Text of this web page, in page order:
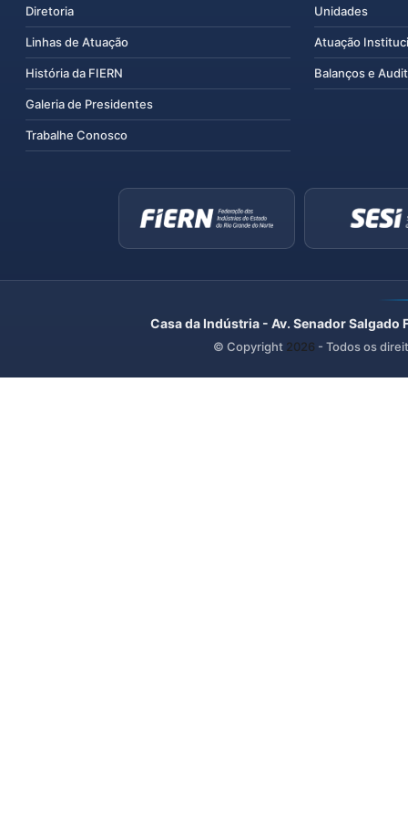
Diretoria
Linhas de Atuação
História da FIERN
Galeria de Presidentes
Trabalhe Conosco
Unidades
Atuação
Balanços e
Casa da Indústria - Av. Senador
© Copyright 2026 - Todos os